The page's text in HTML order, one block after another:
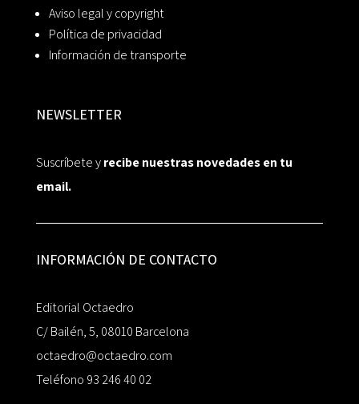
Aviso legal y copyright
Política de privacidad
Información de transporte
NEWSLETTER
Suscríbete yrecibe nuestras novedades en tu
email.
INFORMACIÓN DE CONTACTO
Editorial Octaedro
C/ Bailén, 5, 08010 Barcelona
octaedro@octaedro.com
Teléfono 93 246 40 02